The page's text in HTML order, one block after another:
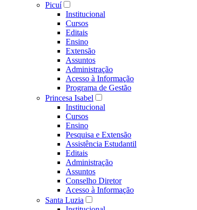
Picuí
Institucional
Cursos
Editais
Ensino
Extensão
Assuntos
Administração
Acesso à Informação
Programa de Gestão
Princesa Isabel
Institucional
Cursos
Ensino
Pesquisa e Extensão
Assistência Estudantil
Editais
Administração
Assuntos
Conselho Diretor
Acesso à Informação
Santa Luzia